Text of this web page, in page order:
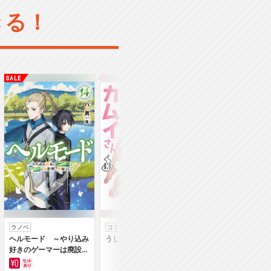
！
ラノベ
ヘルモード ～やり込み
好きのゲーマーは廃設定
の異世界で無双する～
コミック
うしろの正面カムイさん